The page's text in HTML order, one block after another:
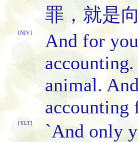
罪，就是
[NIV]
And for
animal.
[YLT]
`And only